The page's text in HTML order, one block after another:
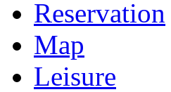
Reservation
Map
Leisure